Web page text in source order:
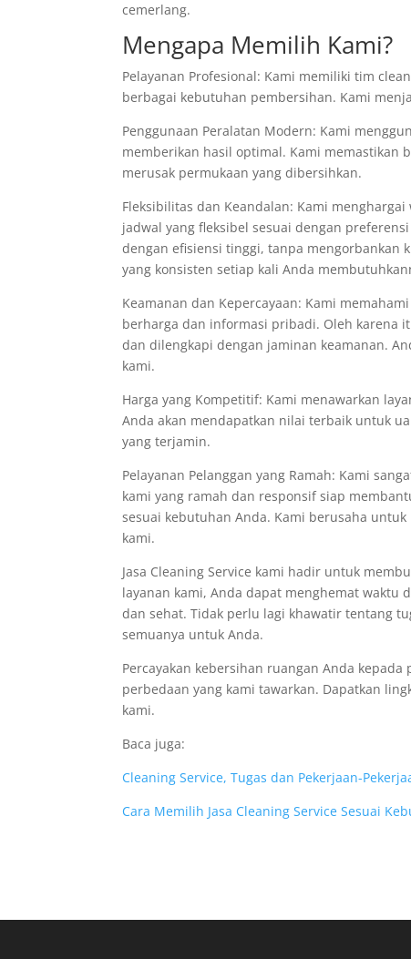
cemerlang.
Mengapa Memilih Kami?
Pelayanan Profesional: Kami memiliki tim
berbagai kebutuhan pembersihan. Kami
Penggunaan Peralatan Modern: Kami
memberikan hasil optimal. Kami memastikan
merusak permukaan yang dibersihkan.
Fleksibilitas dan Keandalan: Kami
jadwal yang fleksibel sesuai dengan
dengan efisiensi tinggi, tanpa mengorbankan
yang konsisten setiap kali Anda
Keamanan dan Kepercayaan: Kami
berharga dan informasi pribadi. Oleh karena
dan dilengkapi dengan jaminan keamanan.
kami.
Harga yang Kompetitif: Kami menawarkan
Anda akan mendapatkan nilai terbaik untuk
yang terjamin.
Pelayanan Pelanggan yang Ramah: Kami
kami yang ramah dan responsif siap
sesuai kebutuhan Anda. Kami berusaha
kami.
Jasa Cleaning Service kami hadir untuk
layanan kami, Anda dapat menghemat waktu
dan sehat. Tidak perlu lagi khawatir tentang
semuanya untuk Anda.
Percayakan kebersihan ruangan Anda
perbedaan yang kami tawarkan. Dapatkan
kami.
Baca juga:
Cleaning Service, Tugas dan Pekerjaan-
Cara Memilih Jasa Cleaning Service Sesuai